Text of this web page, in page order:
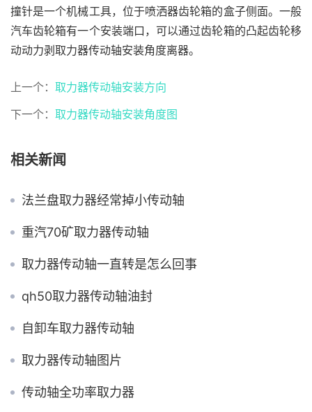
撞针是一个机械工具，位于喷洒器齿轮箱的盒子侧面。一般
汽车齿轮箱有一个安装端口，可以通过齿轮箱的凸起齿轮移
动动力剥取力器传动轴安装角度离器。
上一个： 取力器传动轴安装方向
下一个： 取力器传动轴安装角度图
相关新闻
法兰盘取力器经常掉小传动轴
重汽70矿取力器传动轴
取力器传动轴一直转是怎么回事
qh50取力器传动轴油封
自卸车取力器传动轴
取力器传动轴图片
传动轴全功率取力器